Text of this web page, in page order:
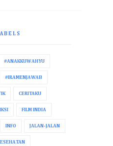
#ANAKKUWAHYU
#IRAMENJAWAB
CERITAKU
FILM INDIA
INFO JALAN-JALAN